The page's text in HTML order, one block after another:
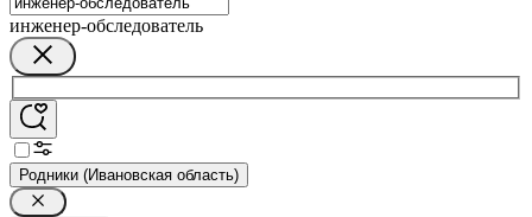
инженер-обследователь
Родники (Ивановская область)